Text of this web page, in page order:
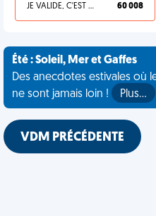
JE VALIDE, C'EST UNE VDM 60 008
Été : Soleil, Mer et Gaffes
Des anecdotes estivales où
ne sont jamais loin !
Plus…
VDM PRÉCÉDENTE